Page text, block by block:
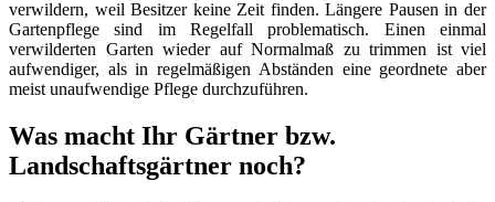
verwildern, weil Besitzer keine Zeit finden. Längere Pausen in der
Gartenpflege sind im Regelfall problematisch. Einen einmal
verwilderten Garten wieder auf Normalmaß zu trimmen ist viel
aufwendiger, als in regelmäßigen Abständen eine geordnete aber
meist unaufwendige Pflege durchzuführen.
Was macht Ihr Gärtner bzw.
Landschaftsgärtner noch?